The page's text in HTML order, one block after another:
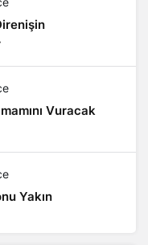
Vuracak
Yakın